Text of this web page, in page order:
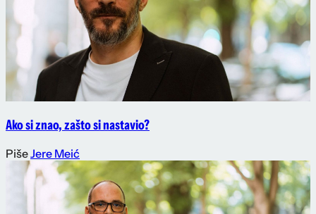
Ako si znao, zašto si nastavio?
PišeJere Meić